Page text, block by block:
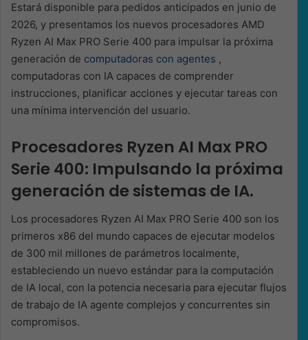
Estará disponible para pedidos anticipados en junio de
2026, y presentamos los nuevos procesadores AMD
Ryzen AI Max PRO Serie 400 para impulsar la próxima
generación de computadoras con agentes ,
computadoras con IA capaces de comprender
instrucciones, planificar acciones y ejecutar tareas con
una mínima intervención del usuario.
Procesadores Ryzen AI Max PRO
Serie 400: Impulsando la próxima
generación de sistemas de IA.
Los procesadores Ryzen AI Max PRO Serie 400 son los
primeros x86 del mundo capaces de ejecutar modelos
de 300 mil millones de parámetros localmente,
estableciendo un nuevo estándar para la computación
de IA local, con la potencia necesaria para ejecutar flujos
de trabajo de IA agente complejos y concurrentes sin
compromisos.